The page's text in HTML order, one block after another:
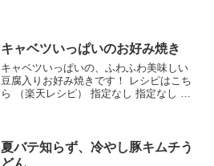
キャベツいっぱいのお好み焼き
キャベツいっぱいの、ふわふわ美味しい
豆腐入りお好み焼きです！ レシピはこち
ら （楽天レシピ） 指定なし 指定なし 材
スマヨネーズか...
夏バテ知らず、冷やし豚キムチう